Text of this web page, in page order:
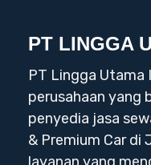
PT LINGGA
PT Lingga Utama
perusahaan yang
penyedia jasa
& Premium Car di